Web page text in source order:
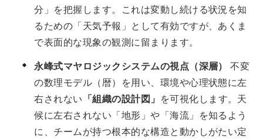
分」を把握します。これは変動し続ける状況を知
るための「天気予報」として有効ですが、あくま
で表面的な現象の観測に留まります。
永峰式マヤロジックシステムの視点（深層）
不変
の数理モデル（暦）を用い、環境や心理状態に左
右されない 「組織の設計図」 を可視化します。天
候に左右されない「地形」や「海流」を知るよう
に、チームが持つ根本的な構造と動かしがたい定